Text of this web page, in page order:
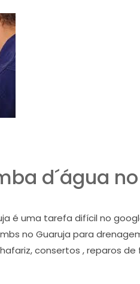
d´água
é uma tarefa difícil no
no Guaruja para
consertos , reparos